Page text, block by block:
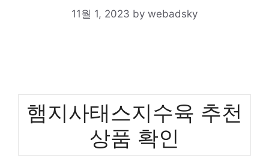
11월 1, 2023 by webadsky
햄지사태스지수육 추천
상품 확인